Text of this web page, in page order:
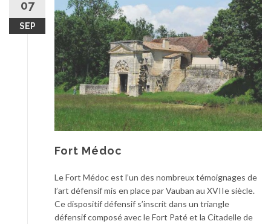
07
SEP
Fort Médoc
Le Fort Médoc est l’un des nombreux témoignages de
l’art défensif mis en place par Vauban au XVIIe siècle.
Ce dispositif défensif s’inscrit dans un triangle
défensif composé avec le Fort Paté et la Citadelle de